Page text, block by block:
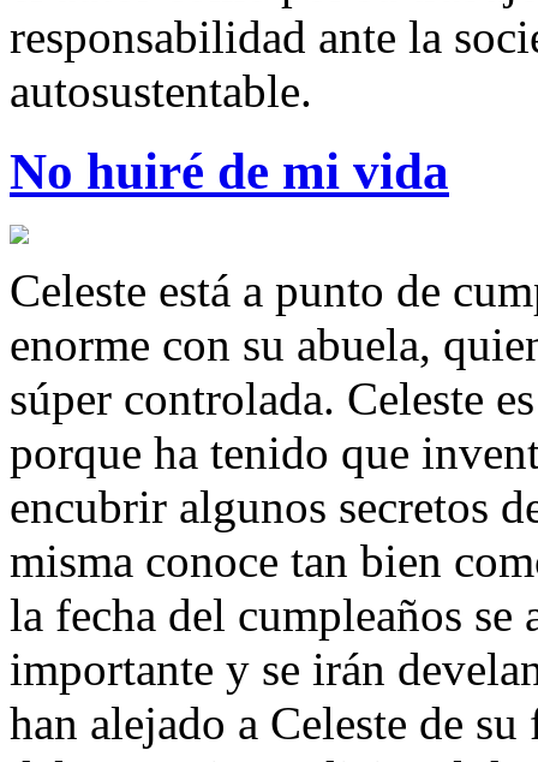
responsabilidad ante la
autosustentable.
No huiré de mi vida
Celeste está a punto de
enorme con su abuela,
súper controlada. Celeste
porque ha tenido que
encubrir algunos secretos
misma conoce tan bien
la fecha del cumpleaños se
importante y se irán
han alejado a Celeste de